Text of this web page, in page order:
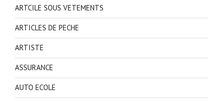
ARTCILE SOUS VETEMENTS
ARTICLES DE PECHE
ARTISTE
ASSURANCE
AUTO ECOLE